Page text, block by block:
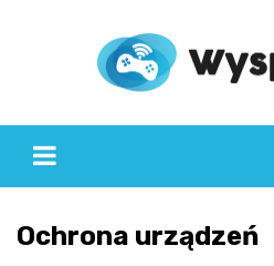
Ochrona urządzeń